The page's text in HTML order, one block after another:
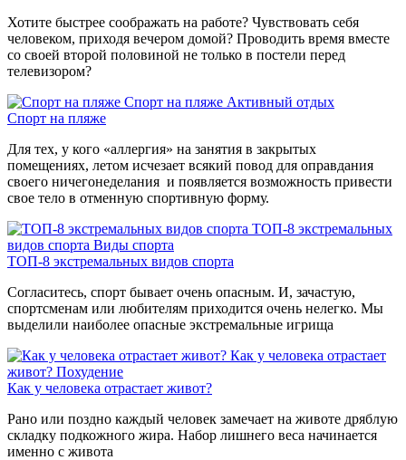
Хотите быстрее соображать на работе? Чувствовать себя
человеком, приходя вечером домой? Проводить время вместе
со своей второй половиной не только в постели перед
телевизором?
Спорт на пляже Активный отдых
Спорт на пляже
Для тех, у кого «аллергия» на занятия в закрытых
помещениях, летом исчезает всякий повод для оправдания
своего ничегонеделания и появляется возможность привести
свое тело в отменную спортивную форму.
ТОП-8 экстремальных
видов спорта Виды спорта
ТОП-8 экстремальных видов спорта
Согласитесь, спорт бывает очень опасным. И, зачастую,
спортсменам или любителям приходится очень нелегко. Мы
выделили наиболее опасные экстремальные игрища
Как у человека отрастает
живот? Похудение
Как у человека отрастает живот?
Рано или поздно каждый человек замечает на животе дряблую
складку подкожного жира. Набор лишнего веса начинается
именно с живота